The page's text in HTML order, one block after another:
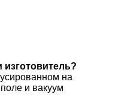
на
и вакуум